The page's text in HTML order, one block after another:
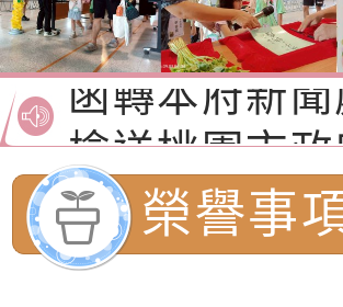
性(防空)演習
轉桃園市政
（防空）演
演練」
檢送桃園市
「115年度祖
節慶祝活動
函轉本府新
交通安全宣
道安宣導影
檢送桃園市
字稿及LCD
檢送行政院
月份公共服
檢送本市馬
榮譽事
國民小